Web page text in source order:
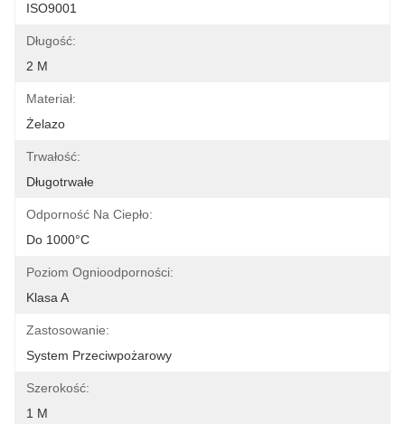
ISO9001
Długość:
2 M
Materiał:
Żelazo
Trwałość:
Długotrwałe
Odporność Na Ciepło:
Do 1000°C
Poziom Ognioodporności:
Klasa A
Zastosowanie:
System Przeciwpożarowy
Szerokość:
1 M